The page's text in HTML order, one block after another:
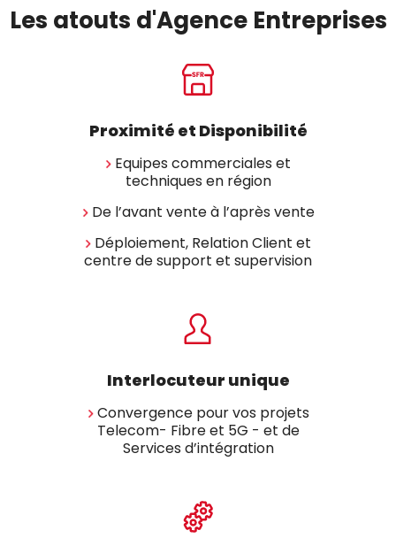
Les atouts d'Agence Entreprises
Proximité et Disponibilité
Equipes commerciales et
techniques en région
De l’avant vente à l’après vente
Déploiement, Relation Client et
centre de support et supervision
Interlocuteur unique
Convergence pour vos projets
Telecom- Fibre et 5G - et de
Services d’intégration